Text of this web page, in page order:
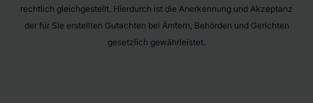
rechtlich gleichgestellt. Hierdurch ist die Anerkennung und Akzeptanz
der für Sie erstellten Gutachten bei Ämtern, Behörden und Gerichten
gesetzlich gewährleistet.